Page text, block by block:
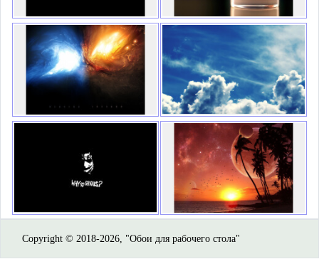
Copyright © 2018-2026, "Обои для рабочего стола"